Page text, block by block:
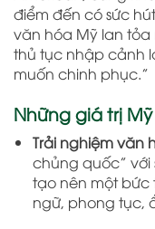
điểm đến có sức
văn hóa Mỹ lan tỏa
thủ tục nhập cảnh
muốn chinh phục.”
Những giá trị
Trải nghiệm văn
chủng quốc” với
tạo nên một bức
ngữ, phong tục,